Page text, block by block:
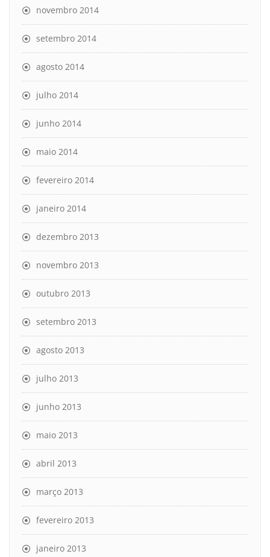
novembro 2014
setembro 2014
agosto 2014
julho 2014
junho 2014
maio 2014
fevereiro 2014
janeiro 2014
dezembro 2013
novembro 2013
outubro 2013
setembro 2013
agosto 2013
julho 2013
junho 2013
maio 2013
abril 2013
março 2013
fevereiro 2013
janeiro 2013